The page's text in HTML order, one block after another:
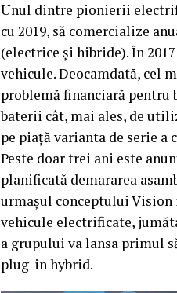
Unul dintre pionierii
cu 2019, să comercialize
(electrice şi hibride). În
vehicule. Deocamdată, cel
problemă financiară pentru
baterii cât, mai ales, de
pe piaţă varianta de serie a
Peste doar trei ani este
planificată demararea
urmaşul conceptului Vision
vehicule electrificate,
a grupului va lansa primul
plug-in hybrid.